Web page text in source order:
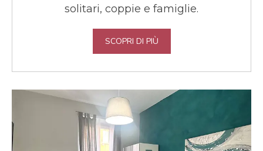
solitari, coppie e famiglie.
SCOPRI DI PIÙ